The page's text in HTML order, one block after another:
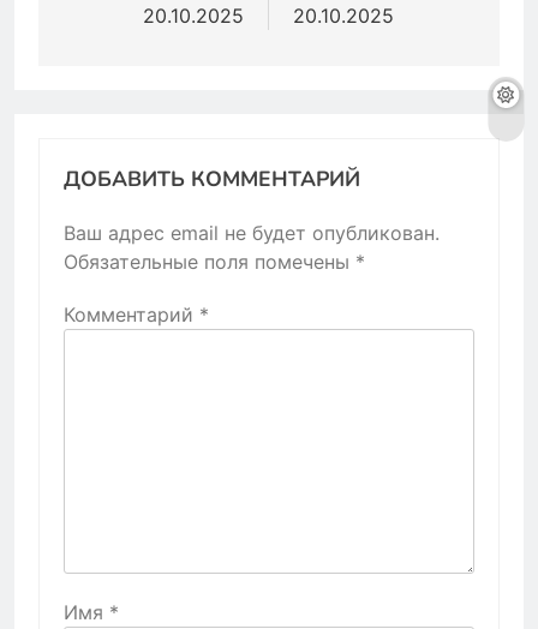
20.10.2025
20.10.2025
ДОБАВИТЬ КОММЕНТАРИЙ
Ваш адрес email не будет опубликован.
Обязательные поля помечены *
Комментарий *
Имя *